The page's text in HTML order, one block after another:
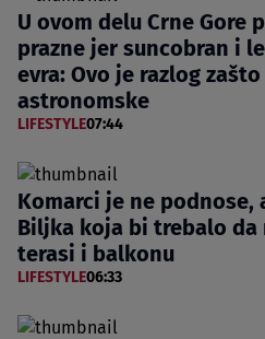
U ovom delu Crne Gore
prazne jer suncobran i
evra: Ovo je razlog
astronomske
LIFESTYLE07:44
Komarci je ne podnose,
Biljka koja bi trebalo da
terasi i balkonu
LIFESTYLE06:33